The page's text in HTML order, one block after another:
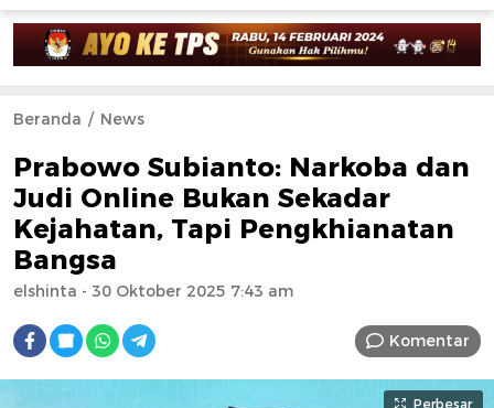
Beranda News
Prabowo Subianto: Narkoba dan
Judi Online Bukan Sekadar
Kejahatan, Tapi Pengkhianatan
Bangsa
elshinta - 30 Oktober 2025 7:43 am
Komentar
Perbesar